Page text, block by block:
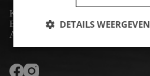
K.v.K: 80530338
B.T.W-nummer: NL861703947B01
Algemene voorwaarden
DETAILS WEERGEVEN